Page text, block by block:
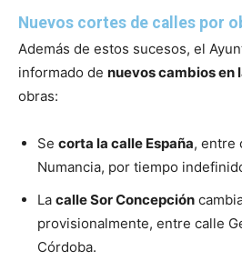
Nuevos cortes de calles por
Además de estos sucesos, el
informado de nuevos cambios en
obras:
Se corta la calle España, entre
Numancia, por tiempo
La calle Sor Concepción
provisionalmente, entre calle
Córdoba.